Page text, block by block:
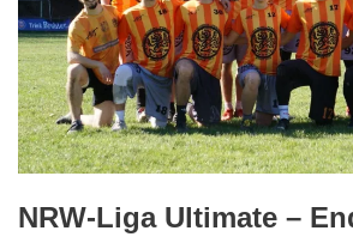
NRW-Liga Ultimate –